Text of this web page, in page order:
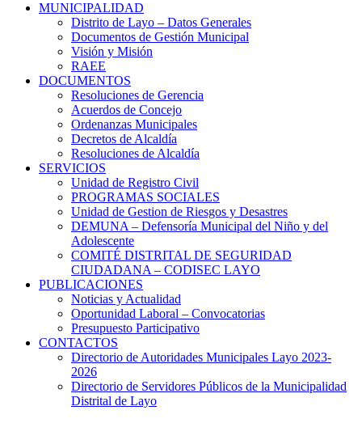
MUNICIPALIDAD
Distrito de Layo – Datos Generales
Documentos de Gestión Municipal
Visión y Misión
RAEE
DOCUMENTOS
Resoluciones de Gerencia
Acuerdos de Concejo
Ordenanzas Municipales
Decretos de Alcaldía
Resoluciones de Alcaldía
SERVICIOS
Unidad de Registro Civil
PROGRAMAS SOCIALES
Unidad de Gestion de Riesgos y Desastres
DEMUNA – Defensoría Municipal del Niño y del
Adolescente
COMITÉ DISTRITAL DE SEGURIDAD
CIUDADANA – CODISEC LAYO
PUBLICACIONES
Noticias y Actualidad
Oportunidad Laboral – Convocatorias
Presupuesto Participativo
CONTACTOS
Directorio de Autoridades Municipales Layo 2023-
2026
Directorio de Servidores Públicos de la Municipalidad
Distrital de Layo